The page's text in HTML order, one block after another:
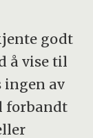
godt
å vise til
ingen av
forbandt